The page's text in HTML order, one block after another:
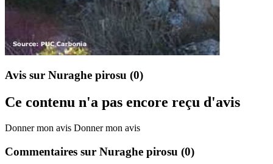
Avis sur Nuraghe pirosu (0)
Ce contenu n'a pas encore reçu d'avis
Donner mon avis Donner mon avis
Commentaires sur Nuraghe pirosu (0)